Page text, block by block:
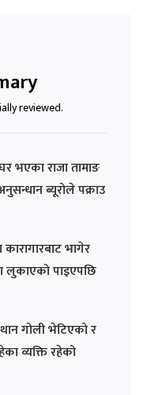
reviewed.
भएका राजा तामाङ
ब्यूरोले पक्राउ
भागेर
लुकाएको पाइएपछि
गोली भेटिएको र
व्यक्ति रहेको